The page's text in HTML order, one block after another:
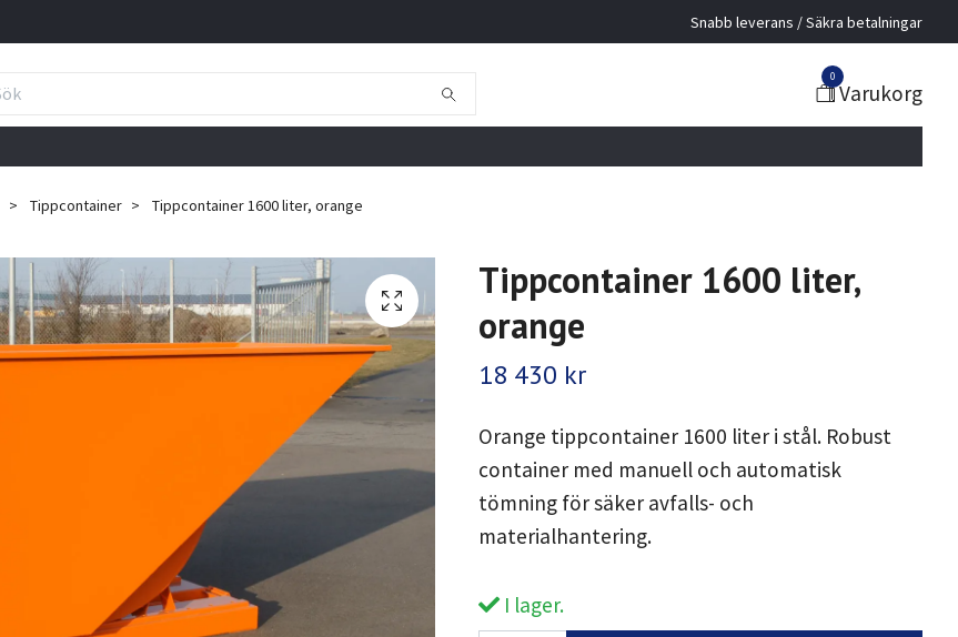
Snabb leverans / Säkra betalningar
0
Varukorg
Tippcontainer Tippcontainer 1600 liter, orange
Tippcontainer 1600 liter,
orange
18 430 kr
Orange tippcontainer 1600 liter i stål. Robust
container med manuell och automatisk
tömning för säker avfalls- och
materialhantering.
I lager.